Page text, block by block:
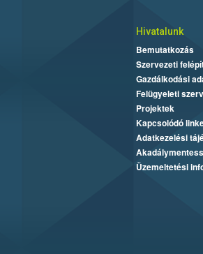
Hivatalunk
Bemutatkozás
Szervezeti
Gazdálkodási
Felügyeleti
Projektek
Kapcsolódó
Adatkezelési
Üzemeltetési